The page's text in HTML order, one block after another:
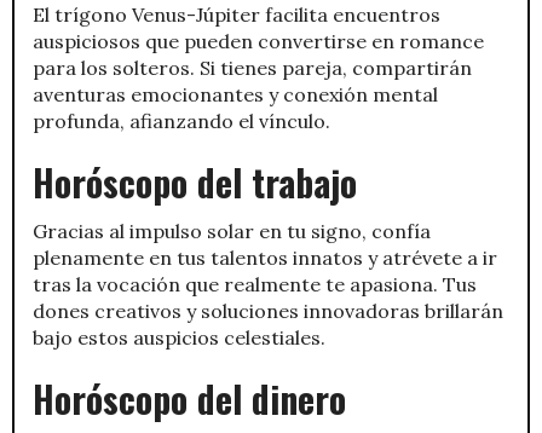
El trígono Venus-Júpiter facilita encuentros
auspiciosos que pueden convertirse en romance
para los solteros. Si tienes pareja, compartirán
aventuras emocionantes y conexión mental
profunda, afianzando el vínculo.
Horóscopo del trabajo
Gracias al impulso solar en tu signo, confía
plenamente en tus talentos innatos y atrévete a ir
tras la vocación que realmente te apasiona. Tus
dones creativos y soluciones innovadoras brillarán
bajo estos auspicios celestiales.
Horóscopo del dinero